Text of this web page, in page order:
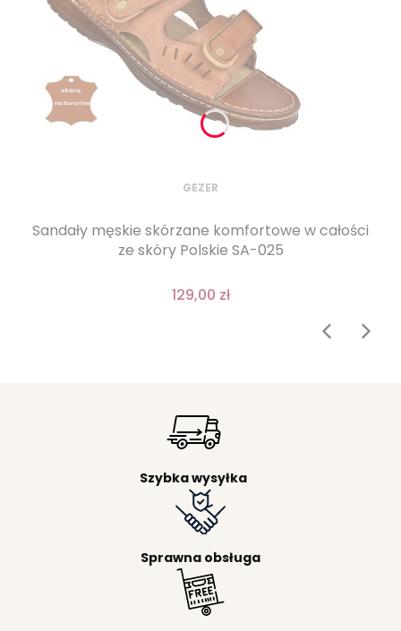
GEZER
Sandały męskie skórzane komfortowe w całości
ze skóry Polskie SA-025
129,00 zł
Szybka wysyłka
Sprawna obsługa